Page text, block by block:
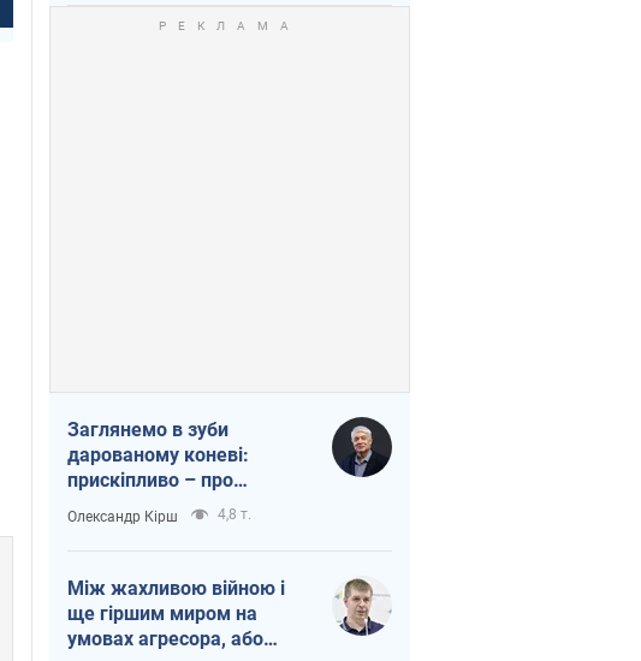
Заглянемо в зуби
дарованому коневі:
прискіпливо – про
допомогу Україні
Олександр Кірш 4,8 т.
Між жахливою війною і
ще гіршим миром на
умовах агресора, або